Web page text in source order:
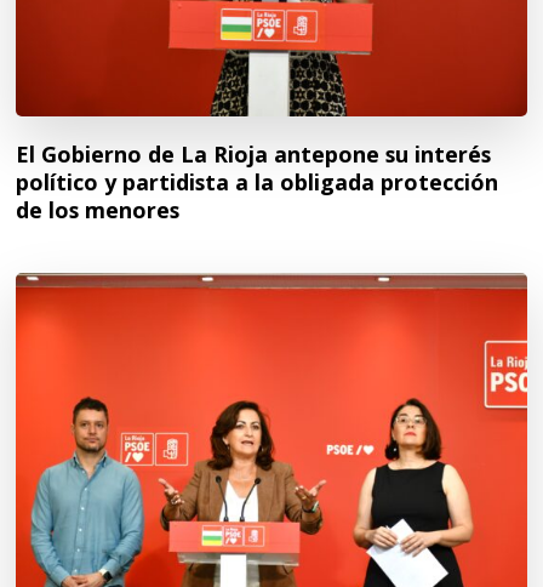
El Gobierno de La Rioja antepone su interés
político y partidista a la obligada protección
de los menores